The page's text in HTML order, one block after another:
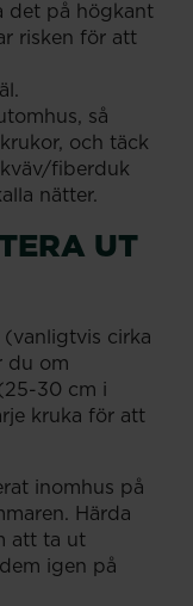
det på högkant
risken för att
så
och täck
fiberduk
nätter.
UT
cirka
du om
30 cm i
kruka för att
inomhus på
Härda
att ta ut
igen på